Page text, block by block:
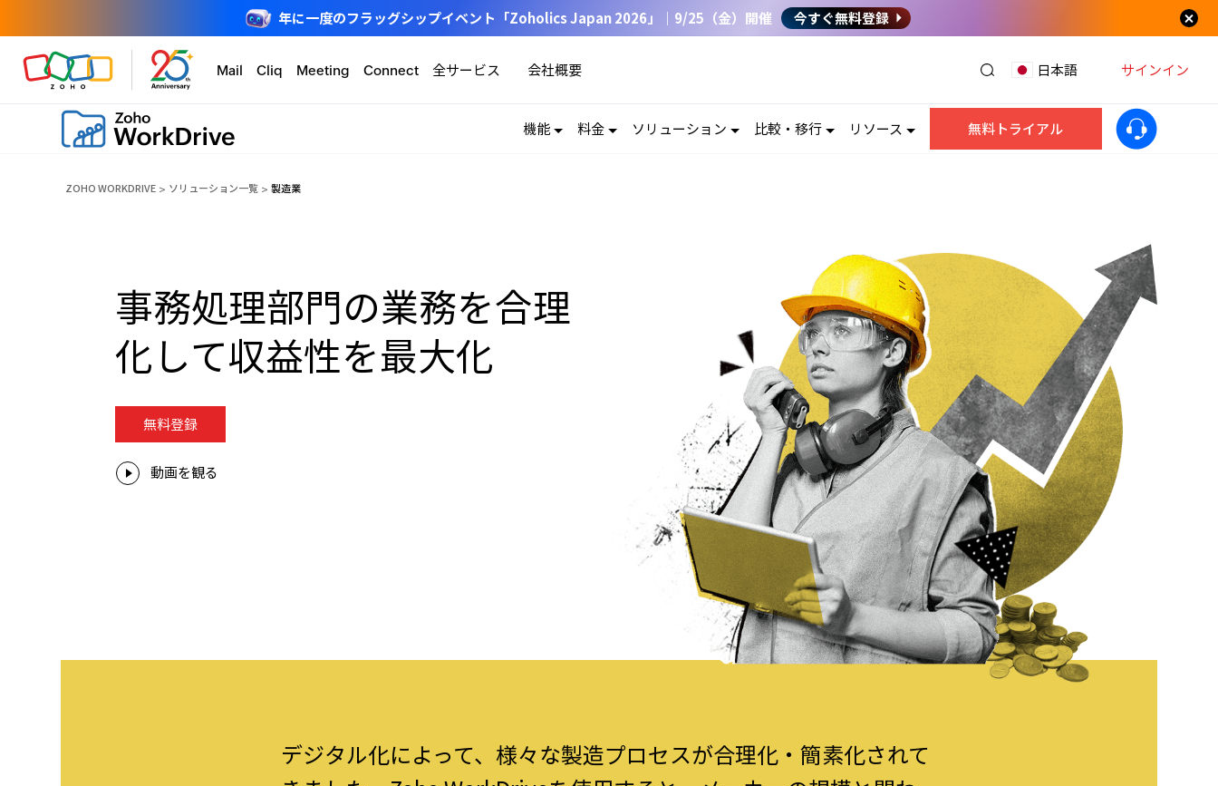
年に一度のフラッグシップイベント「Zoholics Japan 2026」｜9/25（金）開催 今すぐ無料登録
Mail Cliq Meeting Connect 全サービス 会社概要 日本語 サインイン
機能 料金 ソリューション 比較・移行 リソース 無料トライアル
ZOHO WORKDRIVE ソリューション一覧 製造業
事務処理部門の業務を合理
化して収益性を最大化
無料登録
動画を観る
デジタル化によって、様々な製造プロセスが合理化・簡素化されて